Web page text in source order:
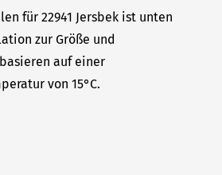
für 22941 Jersbek ist unten
zur Größe und
auf einer
von 15°C.